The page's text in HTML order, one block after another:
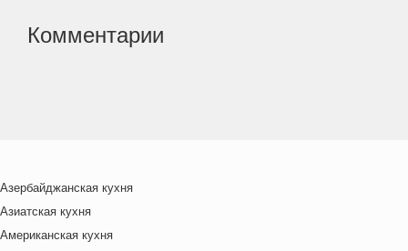
Комментарии
Азербайджанская кухня
Азиатская кухня
Американская кухня